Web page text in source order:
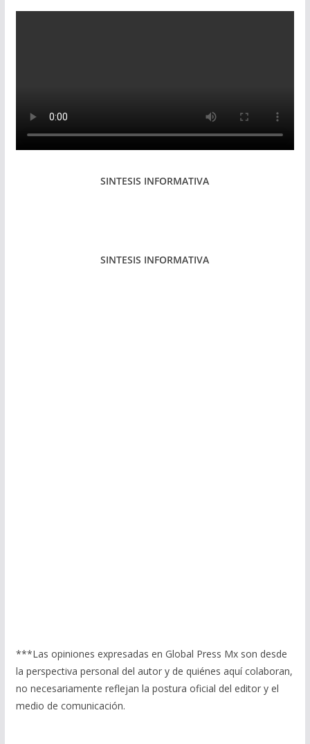
SINTESIS INFORMATIVA
SINTESIS INFORMATIVA
***Las opiniones expresadas en Global Press Mx son desde
la perspectiva personal del autor y de quiénes aquí colaboran,
no necesariamente reflejan la postura oficial del editor y el
medio de comunicación.